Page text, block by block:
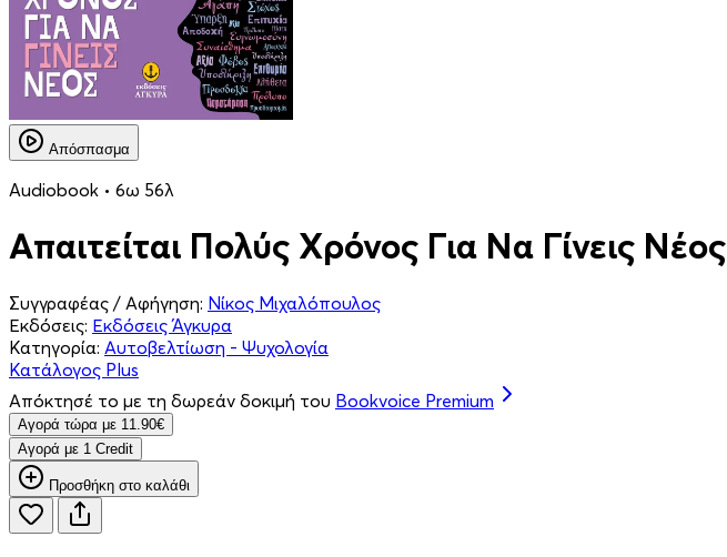
Απόσπασμα
Audiobook • 6ω 56λ
Απαιτείται Πολύς Χρόνος Για Να Γίνεις Νέος
Συγγραφέας / Αφήγηση: Νίκος Μιχαλόπουλος
Εκδόσεις: Εκδόσεις Άγκυρα
Κατηγορία: Αυτοβελτίωση - Ψυχολογία
Κατάλογος Plus
Απόκτησέ το με τη δωρεάν δοκιμή του Bookvoice Premium
Aγορά τώρα με 11.90€
Aγορά με 1 Credit
Προσθήκη στο καλάθι